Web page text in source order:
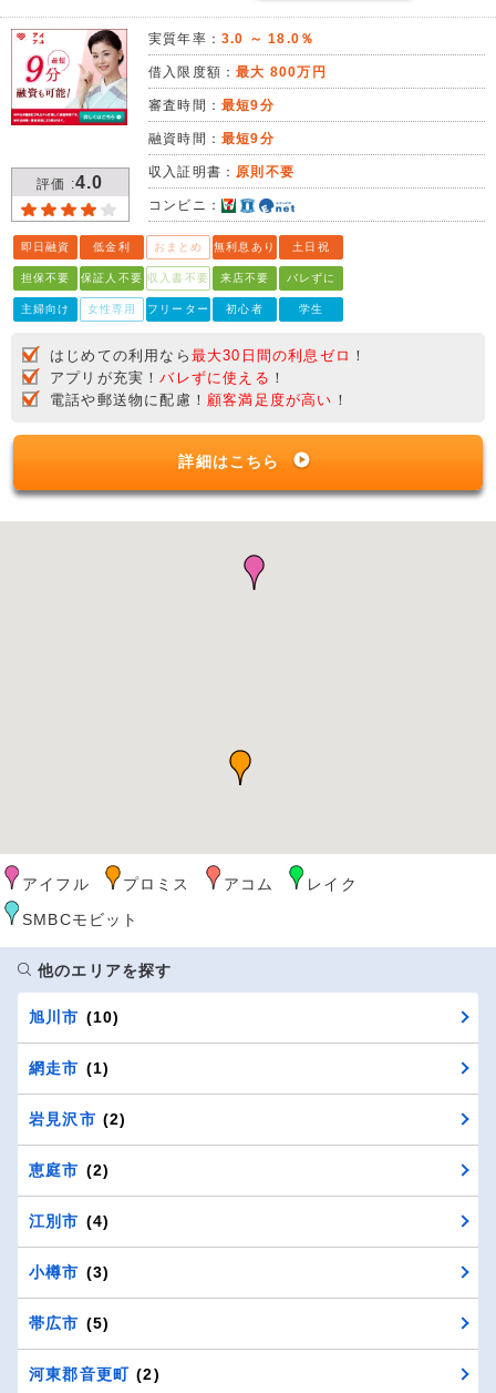
評価 :4.0
実質年率： 3.0 ～ 18.0％
借入限度額：最大 800万円
審査時間： 最短9分
融資時間： 最短9分
収入証明書： 原則不要
コンビニ：
即日融資 低金利 おまとめ 無利息あり 土日祝
担保不要 保証人不要 収入書不要 来店不要 バレずに
主婦向け 女性専用 フリーター 初心者 学生
はじめての利用なら 最大30日間の利息ゼロ ！
アプリが充実！バレずに使える ！
電話や郵送物に配慮！ 顧客満足度が高い ！
詳細はこちら
アイフル プロミス アコム
レイク
SMBCモビット
他のエリアを探す
旭川市 (10)
網走市 (1)
岩見沢市 (2)
恵庭市 (2)
江別市 (4)
小樽市 (3)
帯広市 (5)
河東郡音更町 (2)